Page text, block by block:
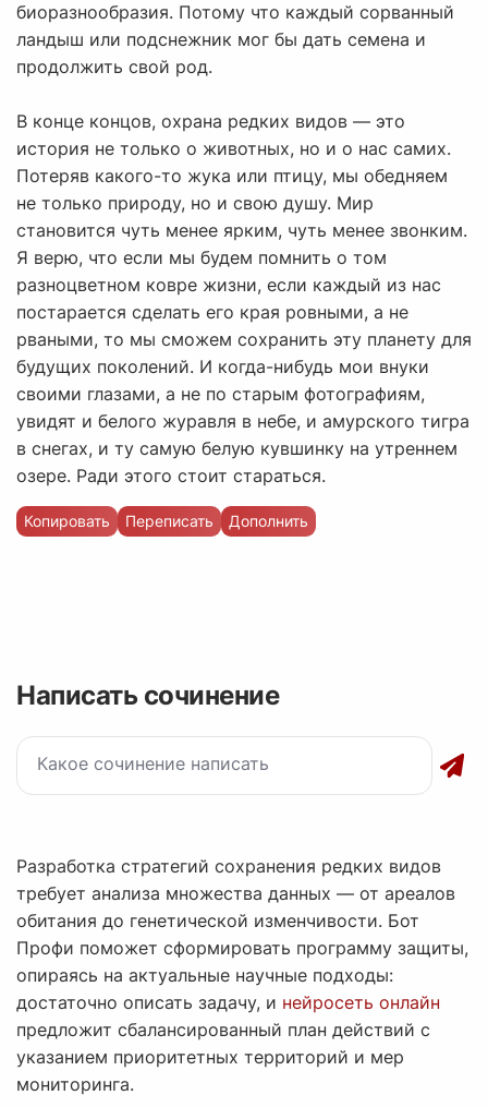
биоразнообразия. Потому что каждый сорванный
ландыш или подснежник мог бы дать семена и
продолжить свой род.
В конце концов, охрана редких видов — это
история не только о животных, но и о нас самих.
Потеряв какого-то жука или птицу, мы обедняем
не только природу, но и свою душу. Мир
становится чуть менее ярким, чуть менее звонким.
Я верю, что если мы будем помнить о том
разноцветном ковре жизни, если каждый из нас
постарается сделать его края ровными, а не
рваными, то мы сможем сохранить эту планету для
будущих поколений. И когда-нибудь мои внуки
своими глазами, а не по старым фотографиям,
увидят и белого журавля в небе, и амурского тигра
в снегах, и ту самую белую кувшинку на утреннем
озере. Ради этого стоит стараться.
Копировать Переписать Дополнить
Написать сочинение
Разработка стратегий сохранения редких видов
требует анализа множества данных — от ареалов
обитания до генетической изменчивости. Бот
Профи поможет сформировать программу защиты,
опираясь на актуальные научные подходы:
достаточно описать задачу, и нейросеть онлайн
предложит сбалансированный план действий с
указанием приоритетных территорий и мер
мониторинга.